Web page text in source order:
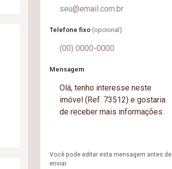
Telefone fixo (opcional)
Mensagem
Você pode editar esta mensagem antes de
enviar.